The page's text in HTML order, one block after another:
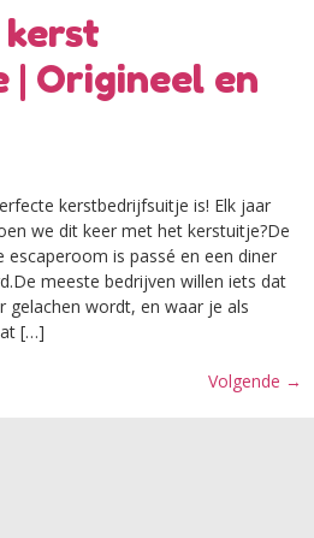
Origineel en
kerstbedrijfsuitje is! Elk jaar
we dit keer met het kerstuitje?De
escaperoom is passé en een diner
meeste bedrijven willen iets dat
gelachen wordt, en waar je als
[…]
Volgende →